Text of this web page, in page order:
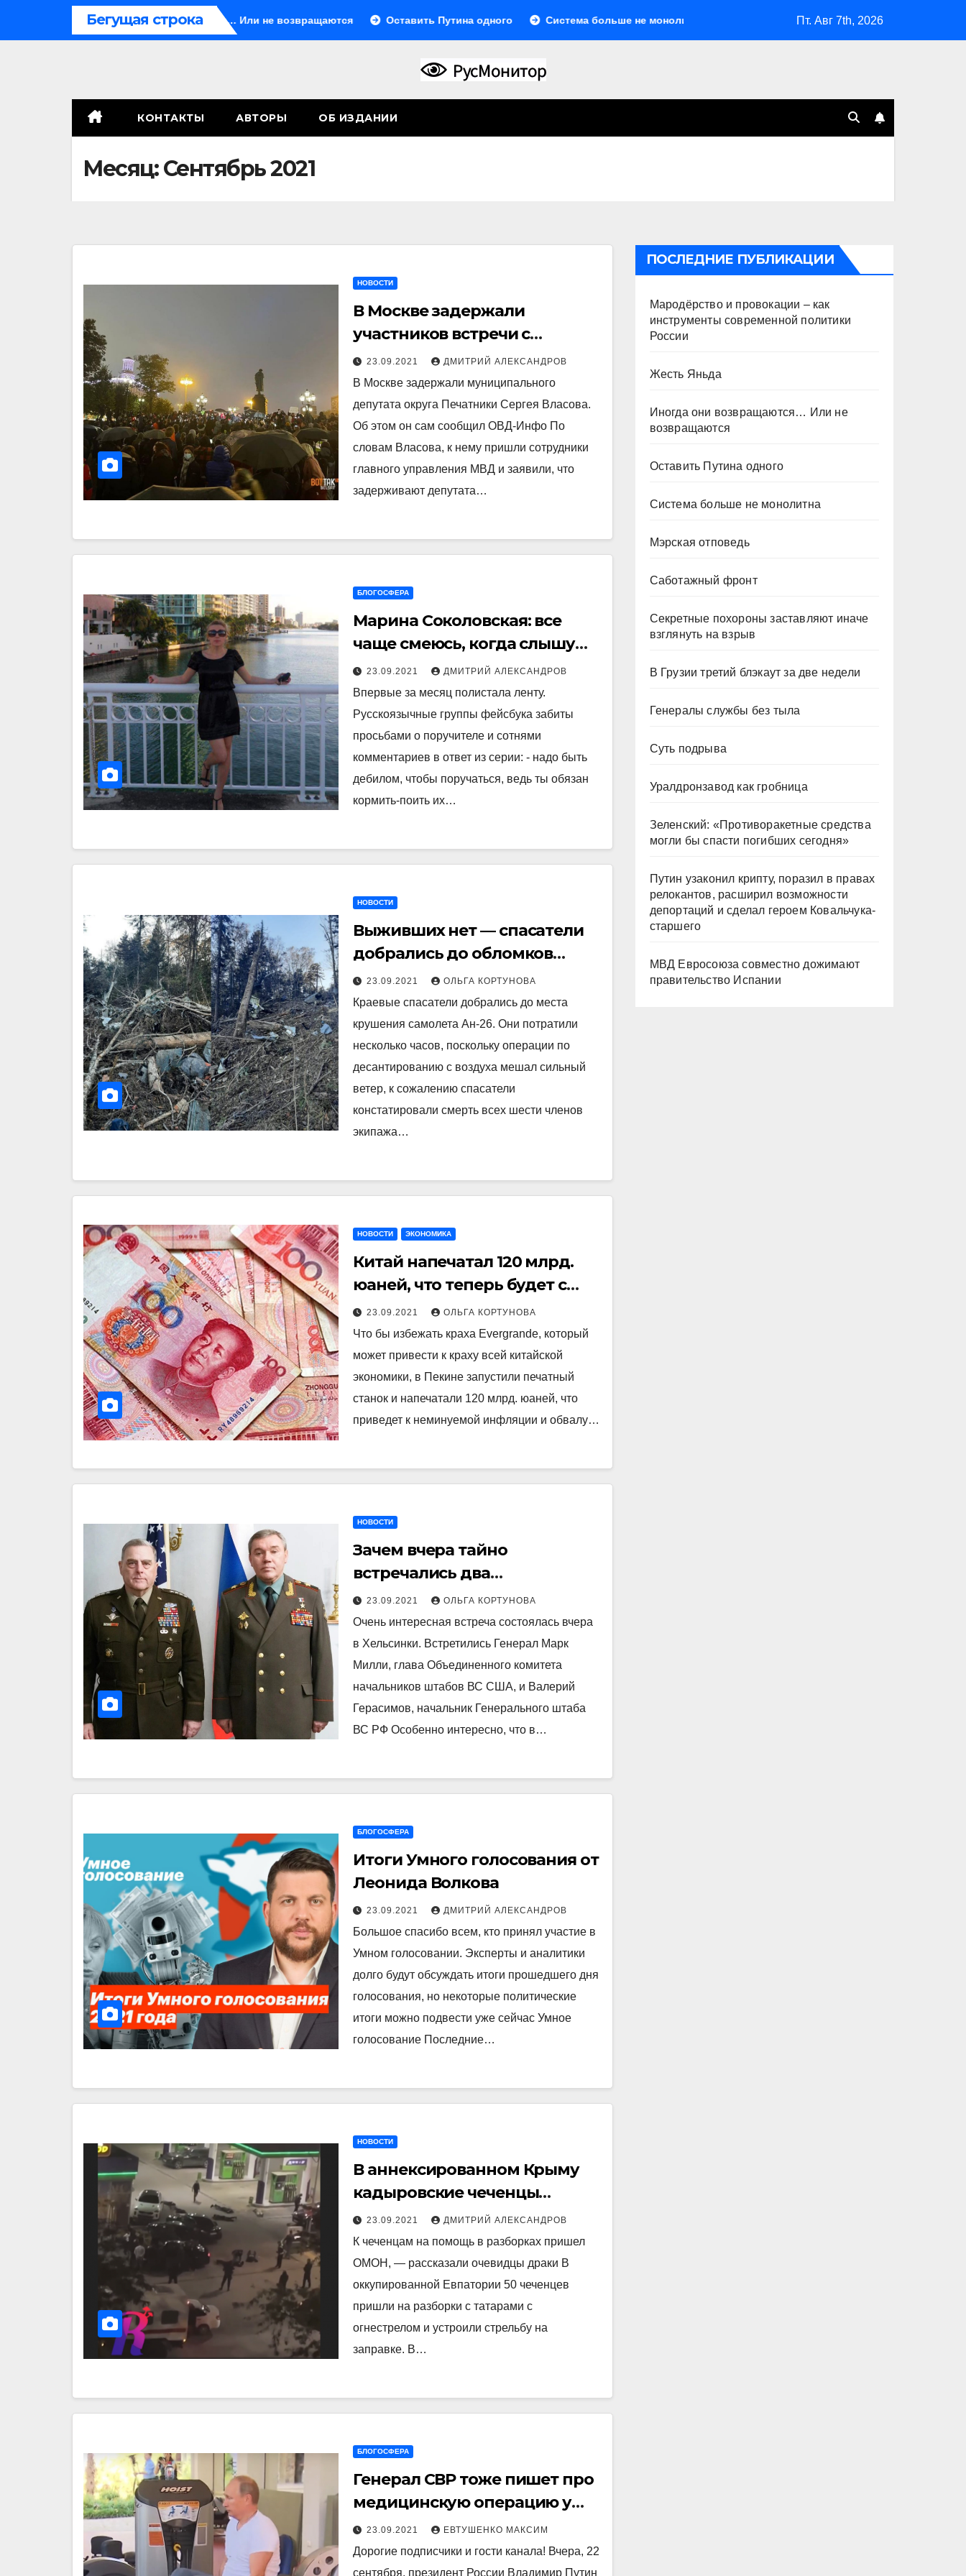
Бегущая строка
Иногда они возвращаются… Или не возвращаются Оставить Путина одного Система больше не монолитна Мародёрство и провокации – как инструменты
Пт. Авг 7th, 2026
КОНТАКТЫ АВТОРЫ ОБ ИЗДАНИИ
Месяц:Сентябрь 2021
НОВОСТИ
В Москве задержали
участников встречи с
кандидатами в депутаты
на Пушкинской 20 сентября
23.09.2021 ДМИТРИЙ АЛЕКСАНДРОВ
В Москве задержали муниципального
депутата округа Печатники Сергея Власова.
Об этом он сам сообщил ОВД-Инфо По
словам Власова, к нему пришли сотрудники
главного управления МВД и заявили, что
задерживают депутата…
БЛОГОСФЕРА
Марина Соколовская: все
чаще смеюсь, когда слышу
про утечку мозгов на Запад
23.09.2021 ДМИТРИЙ АЛЕКСАНДРОВ
Впервые за месяц полистала ленту.
Русскоязычные группы фейсбука забиты
просьбами о поручителе и сотнями
комментариев в ответ из серии: - надо быть
дебилом, чтобы поручаться, ведь ты обязан
кормить-поить их…
НОВОСТИ
Выживших нет — спасатели
добрались до обломков
Ан-26
23.09.2021 ОЛЬГА КОРТУНОВА
Краевые спасатели добрались до места
крушения самолета Ан-26. Они потратили
несколько часов, поскольку операции по
десантированию с воздуха мешал сильный
ветер, к сожалению спасатели
констатировали смерть всех шести членов
экипажа…
НОВОСТИ ЭКОНОМИКА
Китай напечатал 120 млрд.
юаней, что теперь будет с
ФНБ России?
23.09.2021 ОЛЬГА КОРТУНОВА
Что бы избежать краха Evergrande, который
может привести к краху всей китайской
экономики, в Пекине запустили печатный
станок и напечатали 120 млрд. юаней, что
приведет к неминуемой инфляции и обвалу…
НОВОСТИ
Зачем вчера тайно
встречались два
высокопоставленных
генерала США (без НАТО) и
России?
23.09.2021 ОЛЬГА КОРТУНОВА
Очень интересная встреча состоялась вчера
в Хельсинки. Встретились Генерал Марк
Милли, глава Объединенного комитета
начальников штабов ВС США, и Валерий
Герасимов, начальник Генерального штаба
ВС РФ Особенно интересно, что в…
БЛОГОСФЕРА
Итоги Умного голосования от
Леонида Волкова
23.09.2021 ДМИТРИЙ АЛЕКСАНДРОВ
Большое спасибо всем, кто принял участие в
Умном голосовании. Эксперты и аналитики
долго будут обсуждать итоги прошедшего дня
голосования, но некоторые политические
итоги можно подвести уже сейчас Умное
голосование Последние…
НОВОСТИ
В аннексированном Крыму
кадыровские чеченцы
нападают на местное
население
23.09.2021 ДМИТРИЙ АЛЕКСАНДРОВ
К чеченцам на помощь в разборках пришел
ОМОН, — рассказали очевидцы драки В
оккупированной Евпатории 50 чеченцев
пришли на разборки с татарами с
огнестрелом и устроили стрельбу на
заправке. В…
БЛОГОСФЕРА
Генерал СВР тоже пишет про
медицинскую операцию у
Путина с подробностями
23.09.2021 ЕВТУШЕНКО МАКСИМ
Дорогие подписчики и гости канала! Вчера, 22
сентября, президент России Владимир Путин
ПОСЛЕДНИЕ ПУБЛИКАЦИИ
Мародёрство и провокации – как
инструменты современной политики
России
Жесть Яньда
Иногда они возвращаются… Или не
возвращаются
Оставить Путина одного
Система больше не монолитна
Мэрская отповедь
Саботажный фронт
Секретные похороны заставляют иначе
взглянуть на взрыв
В Грузии третий блэкаут за две недели
Генералы службы без тыла
Суть подрыва
Уралдронзавод как гробница
Зеленский: «Противоракетные средства
могли бы спасти погибших сегодня»
Путин узаконил крипту, поразил в правах
релокантов, расширил возможности
депортаций и сделал героем Ковальчука-
старшего
МВД Евросоюза совместно дожимают
правительство Испании